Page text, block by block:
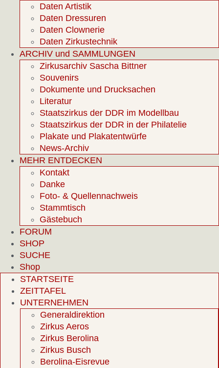
Daten Artistik
Daten Dressuren
Daten Clownerie
Daten Zirkustechnik
ARCHIV und SAMMLUNGEN
Zirkusarchiv Sascha Bittner
Souvenirs
Dokumente und Drucksachen
Literatur
Staatszirkus der DDR im Modellbau
Staatszirkus der DDR in der Philatelie
Plakate und Plakatentwürfe
News-Archiv
MEHR ENTDECKEN
Kontakt
Danke
Foto- & Quellennachweis
Stammtisch
Gästebuch
FORUM
SHOP
SUCHE
Shop
STARTSEITE
ZEITTAFEL
UNTERNEHMEN
Generaldirektion
Zirkus Aeros
Zirkus Berolina
Zirkus Busch
Berolina-Eisrevue